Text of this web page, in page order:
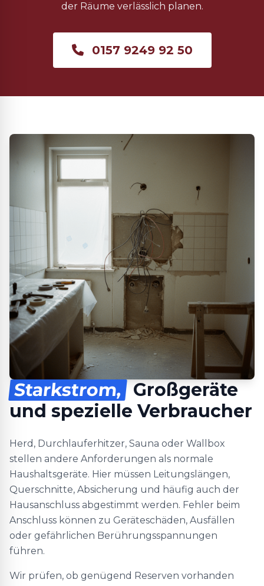
der Räume verlässlich planen.
0157 9249 92 50
Starkstrom,
Großgeräte
und spezielle Verbraucher
Herd, Durchlauferhitzer, Sauna oder Wallbox
stellen andere Anforderungen als normale
Haushaltsgeräte. Hier müssen Leitungslängen,
Querschnitte, Absicherung und häufig auch der
Hausanschluss abgestimmt werden. Fehler beim
Anschluss können zu Geräteschäden, Ausfällen
oder gefährlichen Berührungsspannungen
führen.
Wir prüfen, ob genügend Reserven vorhanden